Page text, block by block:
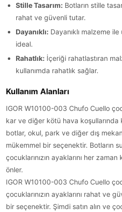
Stille Tasarım: Botların stille
rahat ve güvenli tutar.
Dayanıklı: Dayanıklı malzeme
ideal.
Rahatlık: İçeriği rahatlastıran
kullanımda rahatlık sağlar.
Kullanım Alanları
IGOR W10100-003 Chufo Cuello
kar ve diğer kötü hava koşullarında
botlar, okul, park ve diğer dış
mükemmel bir seçenektir. Botların
çocuklarınızın ayaklarını her
önler.
IGOR W10100-003 Chufo Cuello
çocuklarınızın ayaklarını rahat ve
bir seçenektir. Şimdi satın alın ve